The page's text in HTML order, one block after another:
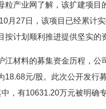
粒产业网了解，该扩建项目
月27日，该项目已经累计
按计划顺利推进提供坚实的
江材料的募集资金历程，公
18.68元/股。此次公开发行
，有10631.20万元被明确